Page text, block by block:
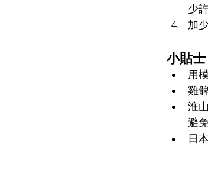
少
加
小貼士
用
雞
淮
避
日